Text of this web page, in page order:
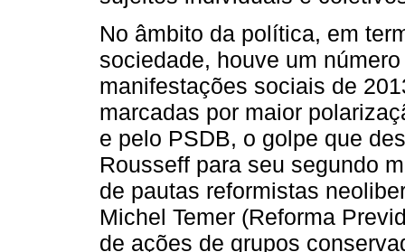
No âmbito da política, em
sociedade, houve um
manifestações sociais de
marcadas por maior
e pelo PSDB, o golpe que
Rousseff para seu segundo
de pautas reformistas
Michel Temer (Reforma
de ações de grupos